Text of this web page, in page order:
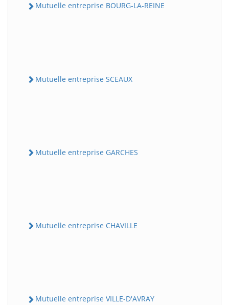
Mutuelle entreprise BOURG-LA-REINE
Mutuelle entreprise SCEAUX
Mutuelle entreprise GARCHES
Mutuelle entreprise CHAVILLE
Mutuelle entreprise VILLE-D'AVRAY